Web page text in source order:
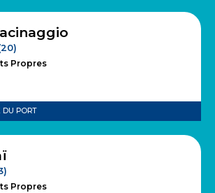
Propres
DU PORT
Propres